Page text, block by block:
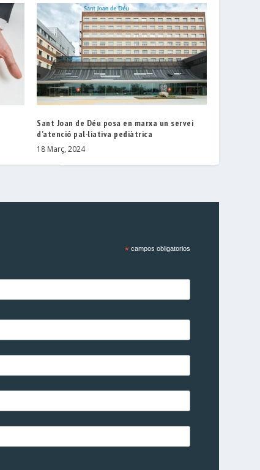
Sant Joan de Déu posa en marxa un servei
d’atenció pal·liativa pediàtrica
18 Març, 2024
*campos obligatorios